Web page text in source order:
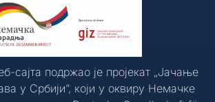
сајта подржао је пројекат „Јачање
у Србији”, који у оквиру Немачке